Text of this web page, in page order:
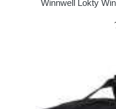
Winnwell Lokty